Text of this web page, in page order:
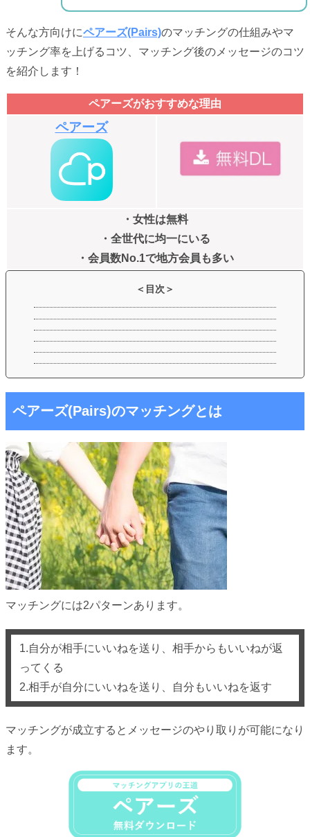
そんな方向けにペアーズ(Pairs)のマッチングの仕組みやマ
ッチング率を上げるコツ、マッチング後のメッセージのコツ
を紹介します！
ペアーズがおすすめな理由
ペアーズ
・女性は無料
・全世代に均一にいる
・会員数No.1で地方会員も多い
ペアーズ(Pairs)のマッチングとは
マッチングには2パターンあります。
1.自分が相手にいいねを送り、相手からもいいねが返
ってくる
2.相手が自分にいいねを送り、自分もいいねを返す
マッチングが成立するとメッセージのやり取りが可能になり
ます。